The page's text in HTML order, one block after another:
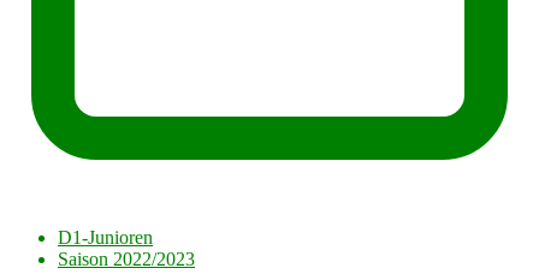
D1-Junioren
Saison 2022/2023